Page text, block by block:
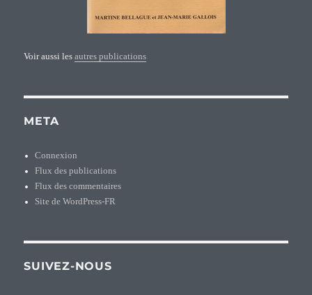
Voir aussi lesautres publications
META
Connexion
Flux des publications
Flux des commentaires
Site de WordPress-FR
SUIVEZ-NOUS